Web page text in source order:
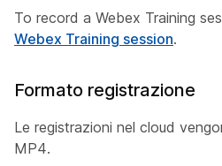
To record a Webex Training
Webex Training session.
Formato registrazione
Le registrazioni nel cloud
MP4.